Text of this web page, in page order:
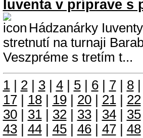
Iuventa v príprave s
Hádzanárky
stretnutí na turnaji
Veszpréme s tretím t...
1| 2| 3| 4| 5| 6| 7| 8|
17| 18| 19| 20| 21| 22
30| 31| 32| 33| 34| 35
43| 44| 45| 46| 47| 48